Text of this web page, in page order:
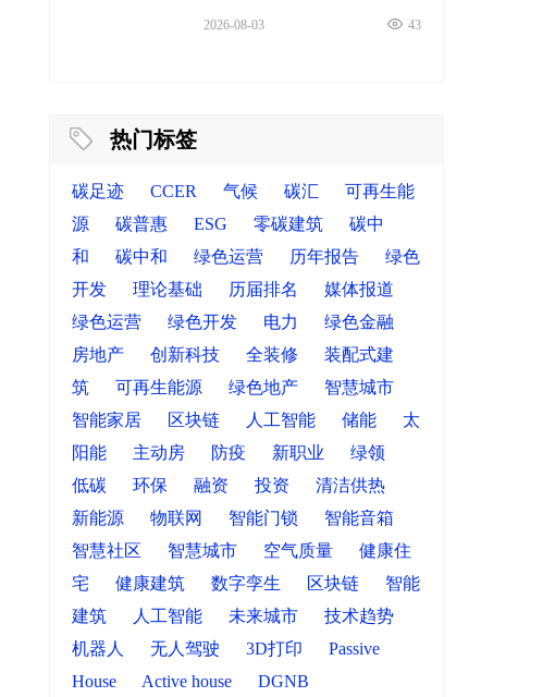
2026-08-03 43
热门标签
碳足迹 CCER 气候 碳汇
可再生能
源
碳普惠 ESG 零碳建筑
碳中
和
碳中和 绿色运营 历年报告
绿色
开发
理论基础 历届排名
媒体报道
绿色运营
绿色开发 电力
绿色金融
房地产
创新科技 全装修
装配式建
筑
可再生能源 绿色地产
智慧城市
智能家居
区块链 人工智能 储能
太
阳能
主动房 防疫 新职业
绿领
低碳
环保 融资 投资
清洁供热
新能源
物联网 智能门锁
智能音箱
智慧社区
智慧城市 空气质量
健康住
宅
健康建筑 数字孪生 区块链
智能
建筑
人工智能 未来城市
技术趋势
机器人
无人驾驶 3D打印
Passive
House
Active house
DGNB